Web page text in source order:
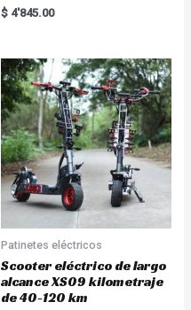
Rated
5.00
$ 4'845.00
Patinetes eléctricos
Scooter eléctrico de largo
alcance XS09 kilometraje
de 40-120 km